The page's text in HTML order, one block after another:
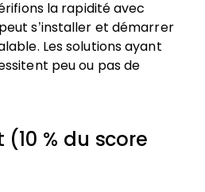
la rapidité avec
s’installer et démarrer
Les solutions ayant
peu ou pas de
% du score